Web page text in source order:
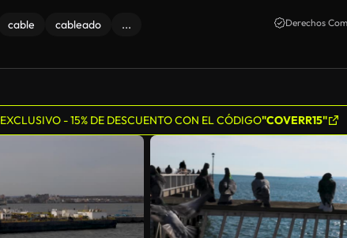
cable cableado ... Derechos
EXCLUSIVO - 15% DE DESCUENTO CON EL CÓDIGO"COVERR15"